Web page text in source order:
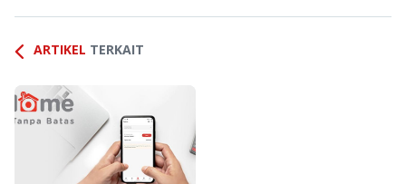
ARTIKEL TERKAIT